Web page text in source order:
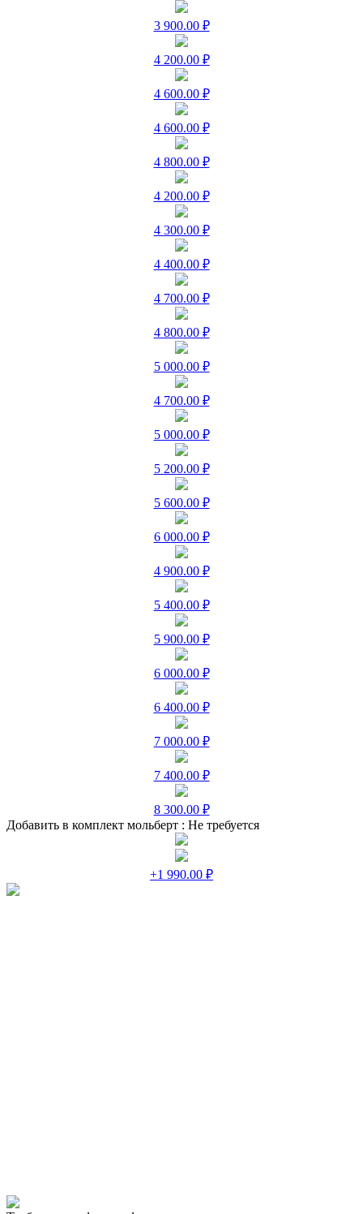
3 900.00 ₽
4 200.00 ₽
4 600.00 ₽
4 600.00 ₽
4 800.00 ₽
4 200.00 ₽
4 300.00 ₽
4 400.00 ₽
4 700.00 ₽
4 800.00 ₽
5 000.00 ₽
4 700.00 ₽
5 000.00 ₽
5 200.00 ₽
5 600.00 ₽
6 000.00 ₽
4 900.00 ₽
5 400.00 ₽
5 900.00 ₽
6 000.00 ₽
6 400.00 ₽
7 000.00 ₽
7 400.00 ₽
8 300.00 ₽
Добавить в комплект мольберт : Не требуется
+1 990.00 ₽